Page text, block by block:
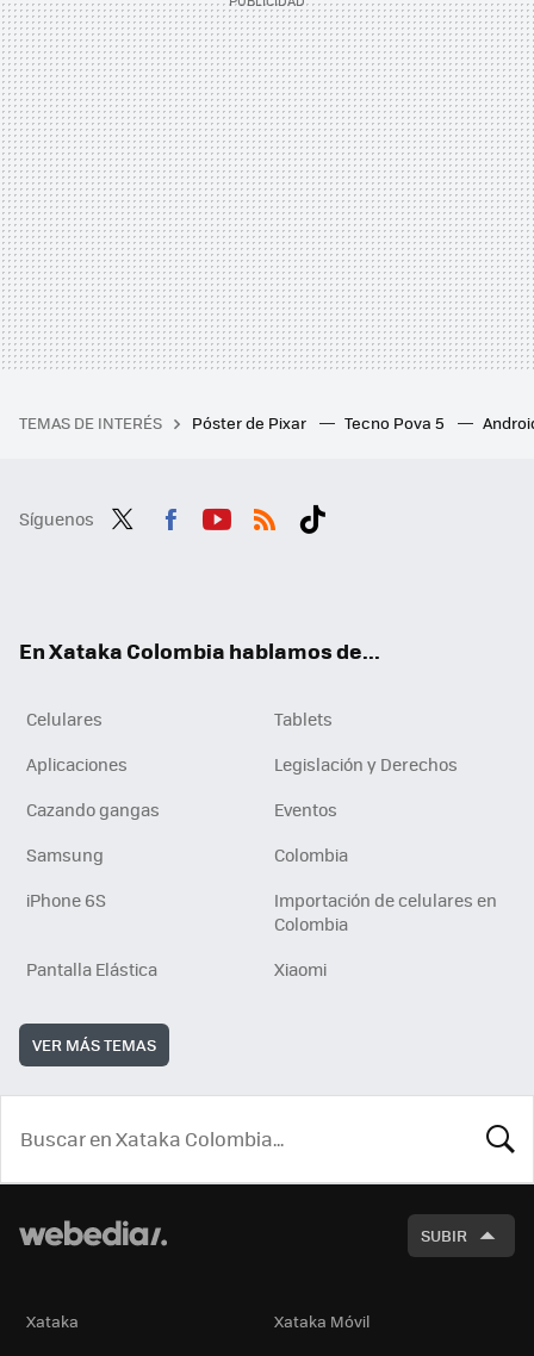
TEMAS DE INTERÉS Póster de Pixar Tecno Pova 5
Síguenos
En Xataka Colombia hablamos de...
Celulares
Tablets
Aplicaciones
Legislación y Derechos
Cazando gangas
Eventos
Samsung
Colombia
iPhone 6S
Importación de celulares en
Colombia
Pantalla Elástica
Xiaomi
VER MÁS TEMAS
SUBIR
Xataka
Xataka Móvil